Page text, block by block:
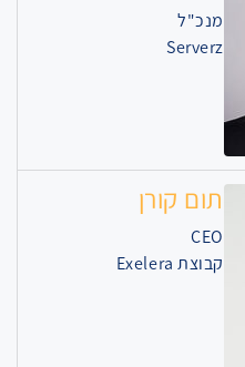
מנכ"ל
Serverz
תום קורן
CEO
קבוצת Exelera